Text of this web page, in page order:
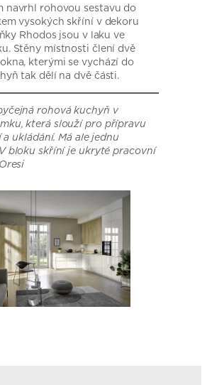
navrhl rohovou sestavu do
vysokých skříní v dekoru
Rhodos jsou v laku ve
Stěny místnosti člení dvě
kterými se vychází do
tak dělí na dvě části.
rohová kuchyň v
která slouží pro přípravu
ukládání. Má ale jednu
bloku skříní je ukryté pracovní